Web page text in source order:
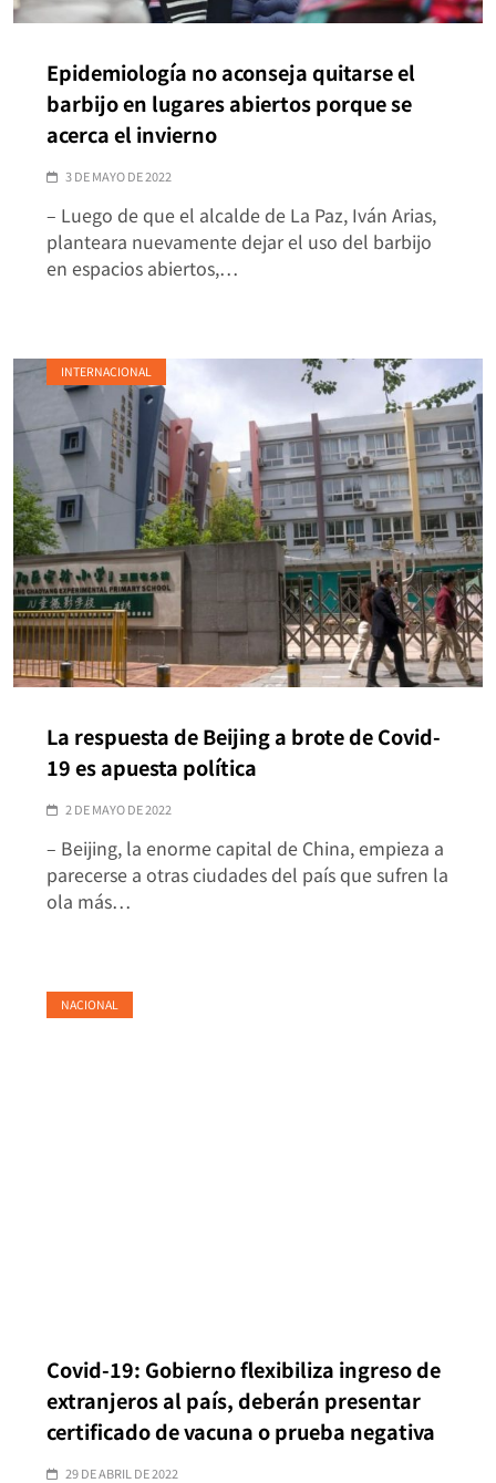
Epidemiología no aconseja quitarse el
barbijo en lugares abiertos porque se
acerca el invierno
3 DE MAYO DE 2022
– Luego de que el alcalde de La Paz, Iván Arias,
planteara nuevamente dejar el uso del barbijo
en espacios abiertos,…
INTERNACIONAL
La respuesta de Beijing a brote de Covid-
19 es apuesta política
2 DE MAYO DE 2022
– Beijing, la enorme capital de China, empieza a
parecerse a otras ciudades del país que sufren la
ola más…
NACIONAL
Covid-19: Gobierno flexibiliza ingreso de
extranjeros al país, deberán presentar
certificado de vacuna o prueba negativa
29 DE ABRIL DE 2022